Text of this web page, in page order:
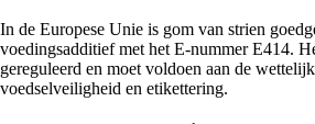
In de Europese Unie is gom van strien
voedingsadditief met het E-nummer E414.
gereguleerd en moet voldoen aan de
voedselveiligheid en etikettering.